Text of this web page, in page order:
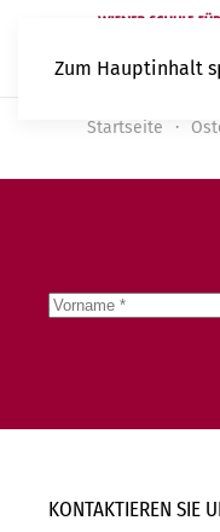
Zum Hauptinhalt
Startseite
KONTAKTIEREN SIE